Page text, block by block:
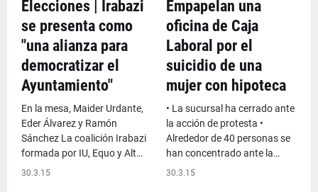
Elecciones | Irabazi
se presenta como
"una alianza para
democratizar el
Ayuntamiento"
En la mesa, Maider Urdante,
Eder Álvarez y Ramón
Sánchez La coalición Irabazi
formada por IU, Equo y Alt…
30.3.15
Empapelan una
oficina de Caja
Laboral por el
suicidio de una
mujer con hipoteca
• La sucursal ha cerrado ante
la acción de protesta •
Alrededor de 40 personas se
han concentrado ante la…
30.3.15